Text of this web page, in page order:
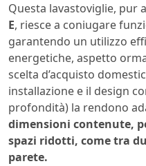
Questa lavastoviglie, pur
E, riesce a coniugare
garantendo un utilizzo
energetiche, aspetto
scelta d’acquisto
installazione e il design
profondità) la rendono
dimensioni contenute,
spazi ridotti, come tra
parete.